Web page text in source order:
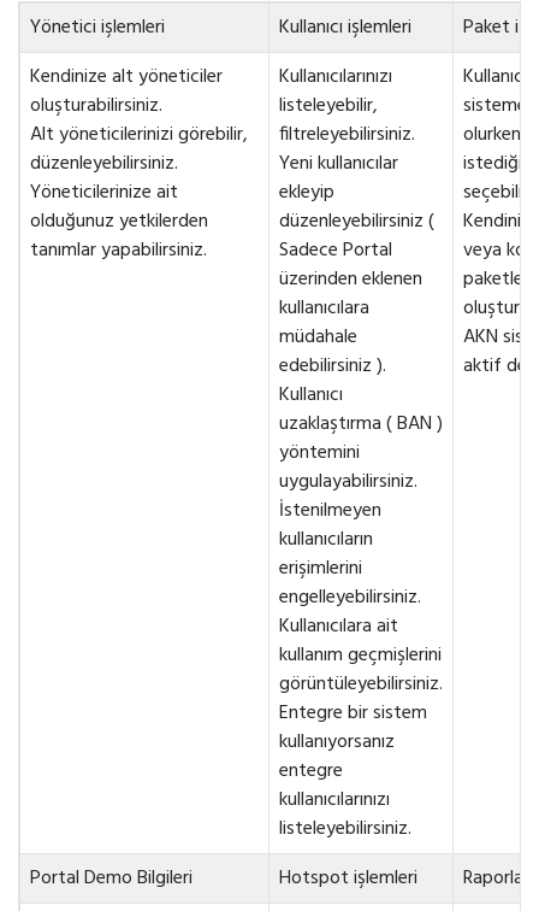
Yönetici işlemleri Kullanıcı işlemleri
Paket
Kendinize alt yöneticiler
oluşturabilirsiniz.
Alt yöneticilerinizi görebilir,
düzenleyebilirsiniz.
Yöneticilerinize ait
olduğunuz yetkilerden
tanımlar yapabilirsiniz.
Kullanıcılarınızı
listeleyebilir,
filtreleyebilirsiniz.
Yeni kullanıcılar
ekleyip
düzenleyebilirsiniz (
Sadece Portal
üzerinden eklenen
kullanıcılara
müdahale
edebilirsiniz ).
Kullanıcı
uzaklaştırma ( BAN )
yöntemini
uygulayabilirsiniz.
İstenilmeyen
kullanıcıların
erişimlerini
engelleyebilirsiniz.
Kullanıcılara ait
kullanım geçmişlerini
görüntüleyebilirsiniz.
Entegre bir sistem
kullanıyorsanız
entegre
kullanıcılarınızı
listeleyebilirsiniz.
sisteme
olurken
veya
paketler
AKN
aktif
Portal Demo Bilgileri Hotspot işlemleri
Raporlar